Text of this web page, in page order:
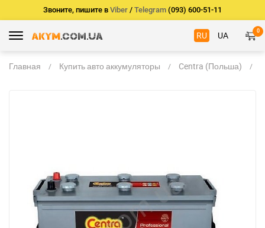
Звоните, пишите в Viber / Telegram (093) 600-51-11
RU UA 0
Главная Купить авто аккумуляторы Centra (Польша)